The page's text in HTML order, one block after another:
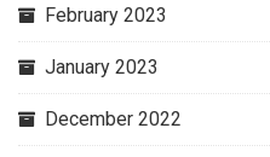
February 2023
January 2023
December 2022